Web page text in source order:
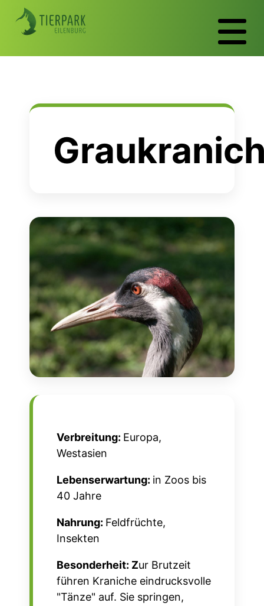
Verbreitung: Europa,
Westasien
Lebenserwartung: in Zoos bis
40 Jahre
Nahrung: Feldfrüchte,
Insekten
Besonderheit: Zur Brutzeit
führen Kraniche eindrucksvolle
"Tänze" auf. Sie springen,